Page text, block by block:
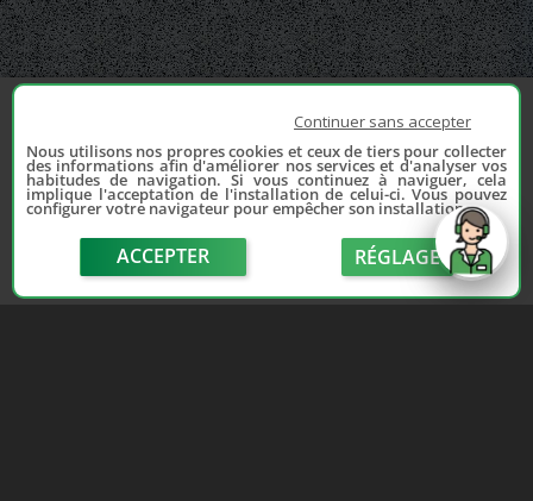
Continuer sans accepter
Nous utilisons nos propres cookies et ceux de tiers pour collecter
des informations afin d'améliorer nos services et d'analyser vos
habitudes de navigation. Si vous continuez à naviguer, cela
implique l'acceptation de l'installation de celui-ci. Vous pouvez
configurer votre navigateur pour empêcher son installation.
ACCEPTER RÉGLAGE